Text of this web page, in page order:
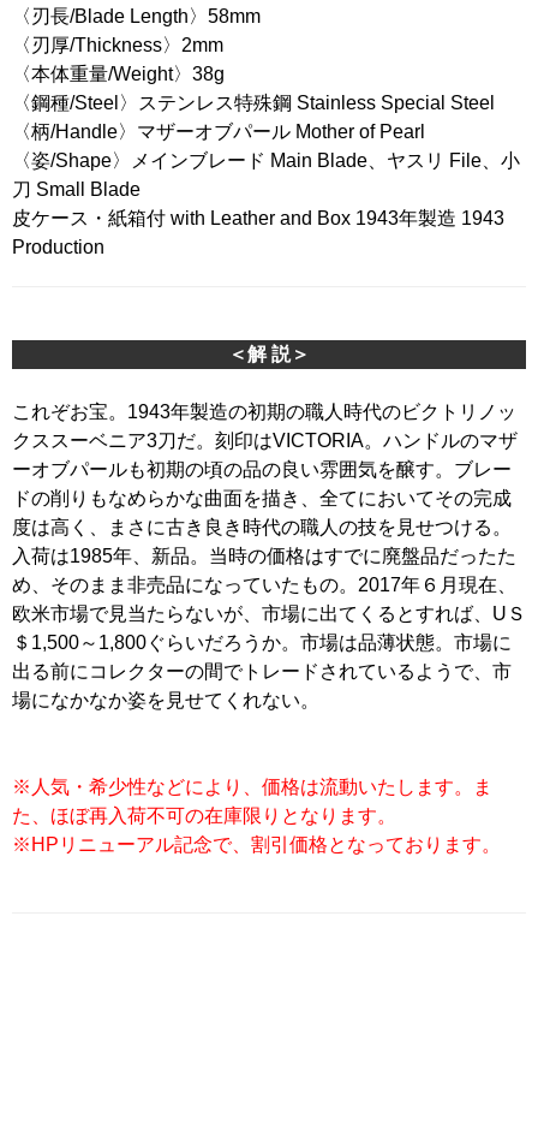
〈刃長/Blade Length〉58mm
〈刃厚/Thickness〉2mm
〈本体重量/Weight〉38g
〈鋼種/Steel〉ステンレス特殊鋼 Stainless Special Steel
〈柄/Handle〉マザーオブパール Mother of Pearl
〈姿/Shape〉メインブレード Main Blade、ヤスリ File、小
刀 Small Blade
皮ケース・紙箱付 with Leather and Box 1943年製造 1943
Production
＜解 説＞
これぞお宝。1943年製造の初期の職人時代のビクトリノッ
クススーベニア3刀だ。刻印はVICTORIA。ハンドルのマザ
ーオブパールも初期の頃の品の良い雰囲気を醸す。ブレー
ドの削りもなめらかな曲面を描き、全てにおいてその完成
度は高く、まさに古き良き時代の職人の技を見せつける。
入荷は1985年、新品。当時の価格はすでに廃盤品だったた
め、そのまま非売品になっていたもの。2017年６月現在、
欧米市場で見当たらないが、市場に出てくるとすれば、UＳ
＄1,500～1,800ぐらいだろうか。市場は品薄状態。市場に
出る前にコレクターの間でトレードされているようで、市
場になかなか姿を見せてくれない。
※人気・希少性などにより、価格は流動いたします。ま
た、ほぼ再入荷不可の在庫限りとなります。
※HPリニューアル記念で、割引価格となっております。